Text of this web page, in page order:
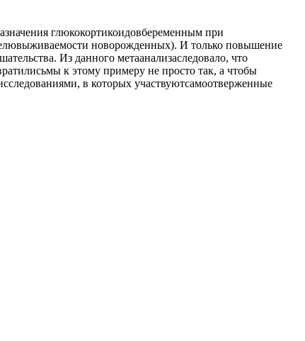
глюкокортикоидовбеременным при
новорожденных). И только повышение
Из данного метаанализаследовало, что
к этому примеру не просто так, а чтобы
в которых участвуютсамоотверженные